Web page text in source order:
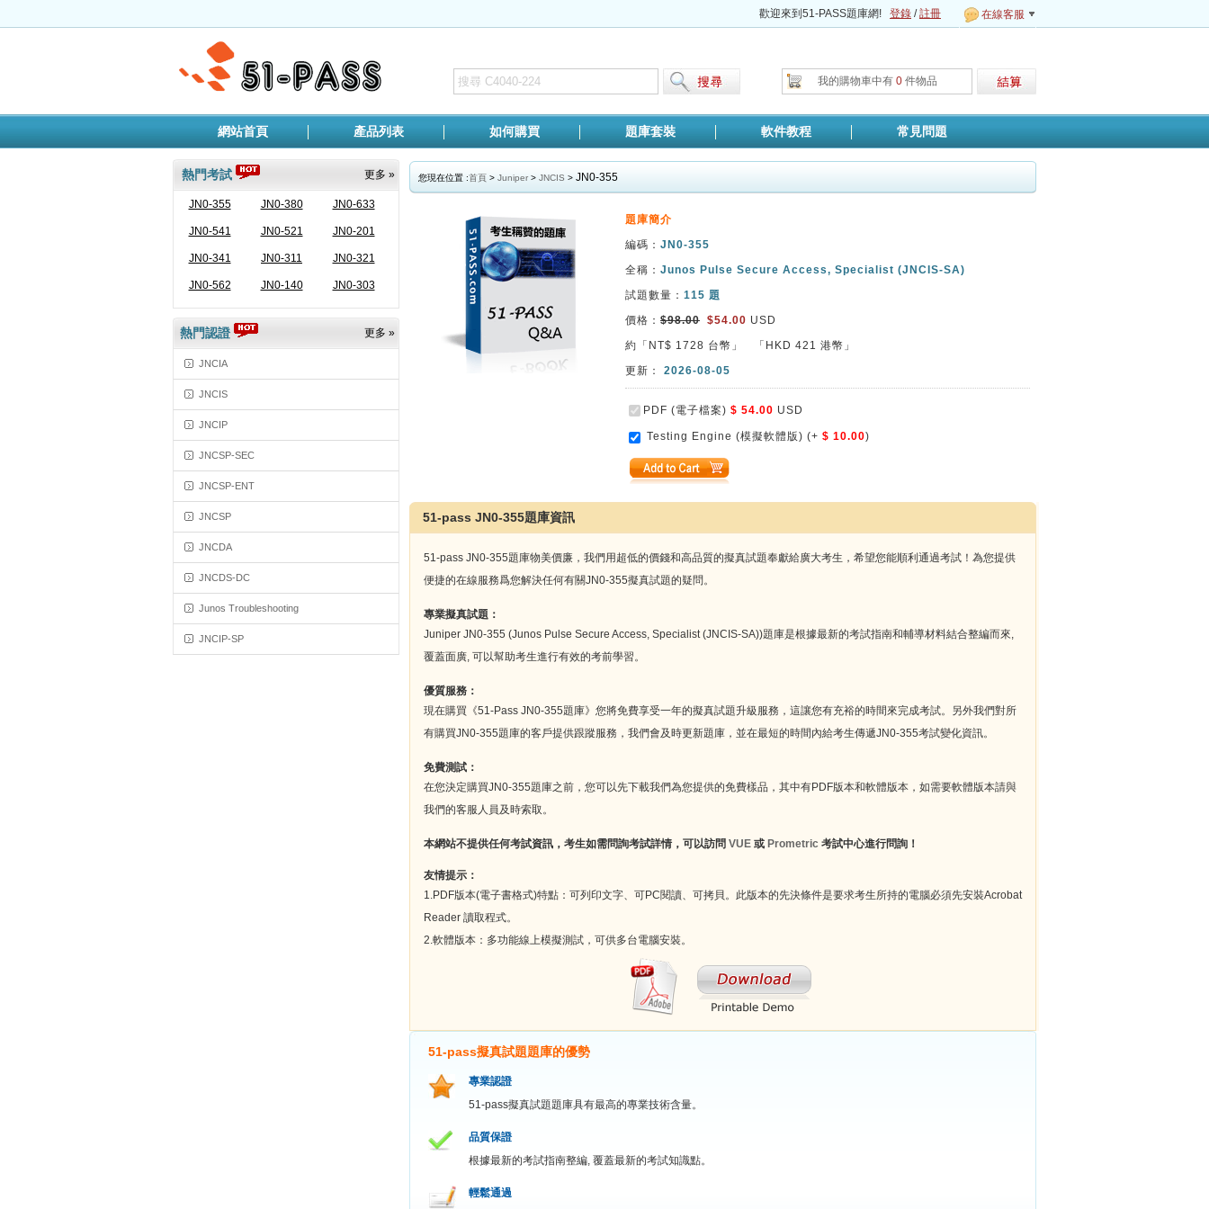
在線客服
歡迎來到51-PASS題庫網! 登錄 /註冊
我的購物車中有 0件物品
網站首頁 產品列表 如何購買 題庫套裝 軟件教程 常見問題
更多 »
熱門考試
JN0-355 JN0-380 JN0-633
JN0-541 JN0-521 JN0-201
JN0-341 JN0-311 JN0-321
JN0-562 JN0-140 JN0-303
更多 »
熱門認證
JNCIA
JNCIS
JNCIP
JNCSP-SEC
JNCSP-ENT
JNCSP
JNCDA
JNCDS-DC
Junos Troubleshooting
JNCIP-SP
您現在位置 :首頁 > Juniper > JNCIS > JN0-355
題庫簡介
編碼： JN0-355
全稱： Junos Pulse Secure Access, Specialist (JNCIS-SA)
試題數量： 115 題
價格： $98.00 $54.00 USD
約「NT$ 1728 台幣」 「HKD 421 港幣」
更新：
2026-08-05
PDF (電子檔案) $ 54.00 USD
Testing Engine (模擬軟體版) (+ $ 10.00)
51-pass JN0-355題庫資訊
51-pass JN0-355題庫物美價廉，我們用超低的價錢和高品質的擬真試題奉獻給廣大考生，希望您能順利通過考試！為您提供
便捷的在線服務爲您解決任何有關JN0-355擬真試題的疑問。
專業擬真試題：
Juniper JN0-355 (Junos Pulse Secure Access, Specialist (JNCIS-SA))題庫是根據最新的考試指南和輔導材料結合整編而來,
覆蓋面廣, 可以幫助考生進行有效的考前學習。
優質服務：
現在購買《51-Pass JN0-355題庫》您將免費享受一年的擬真試題升級服務，這讓您有充裕的時間來完成考試。另外我們對所
有購買JN0-355題庫的客戶提供跟蹤服務，我們會及時更新題庫，並在最短的時間內給考生傳遞JN0-355考試變化資訊。
免費測試：
在您決定購買JN0-355題庫之前，您可以先下載我們為您提供的免費樣品，其中有PDF版本和軟體版本，如需要軟體版本請與
我們的客服人員及時索取。
本網站不提供任何考試資訊，考生如需問詢考試詳情，可以訪問 VUE 或 Prometric 考試中心進行問詢！
友情提示：
1.PDF版本(電子書格式)特點：可列印文字、可PC閱讀、可拷貝。此版本的先決條件是要求考生所持的電腦必須先安裝Acrobat
Reader 讀取程式。
2.軟體版本：多功能線上模擬測試，可供多台電腦安裝。
51-pass擬真試題題庫的優勢
專業認證
51-pass擬真試題題庫具有最高的專業技術含量。
品質保證
根據最新的考試指南整編, 覆蓋最新的考試知識點。
輕鬆通過